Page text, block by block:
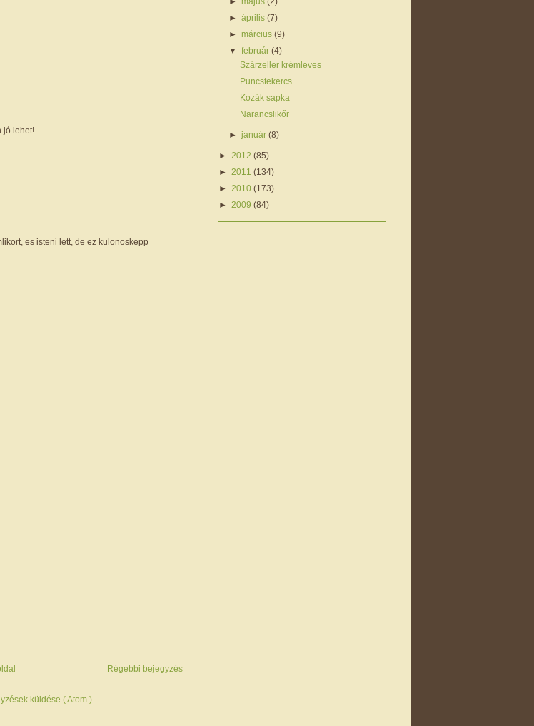
jó lehet!
es isteni lett, de ez kulonoskepp
Régebbi bejegyzés
küldése ( Atom )
►április(7)
►március(9)
▼február(4)
Szárzeller krémleves
Puncstekercs
Kozák sapka
Narancslikőr
►január(8)
► 2012 (85)
► 2011 (134)
► 2010 (173)
► 2009 (84)